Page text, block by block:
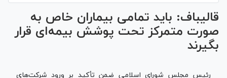
قالیباف: باید تمامی بیماران خاص به
صورت متمرکز تحت پوشش بیمه‌ای قرار
بگیرند
رئیس مجلس شورای اسلامی ضمن تأکید بر ورود شرکت‌های